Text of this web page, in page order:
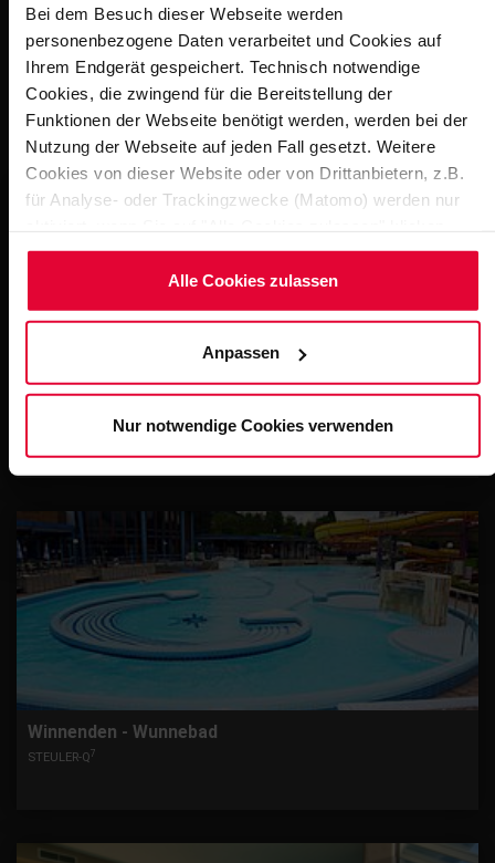
Bei dem Besuch dieser Webseite werden
personenbezogene Daten verarbeitet und Cookies auf
Ihrem Endgerät gespeichert. Technisch notwendige
Cookies, die zwingend für die Bereitstellung der
Funktionen der Webseite benötigt werden, werden bei der
Nutzung der Webseite auf jeden Fall gesetzt. Weitere
Cookies von dieser Website oder von Drittanbietern, z.B.
für Analyse- oder Trackingzwecke (Matomo) werden nur
Möchten Sie dies nicht, klicken Sie bitte auf "Nur
notwendige Cookies verwenden". Mehr dazu
(einschließlich der Möglichkeit, die Einwilligungserklärung
Cookie-Hinweis(Link im Fuß der Website) bzw.
derDatenschutzerklärung.
Alle Cookies zulassen
Anpassen
Nur notwendige Cookies verwenden
schedule to the customer's complete satisfaction.
Impressions
Erfurt - Roland-Matthes-Schwimmhalle
Winnenden - Wunnebad
STEULER-Q7